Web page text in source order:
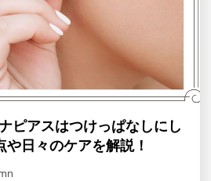
ピアスはつけっぱなしにし
日々のケアを解説！